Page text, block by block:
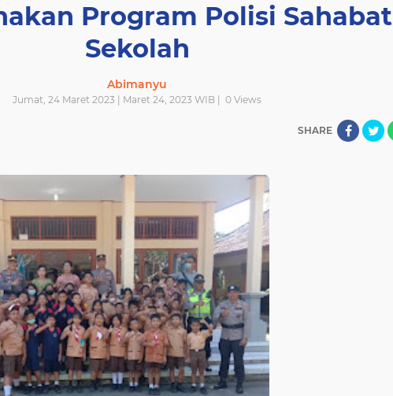
Program Polisi Sahabat
Sekolah
Abimanyu
Jumat, 24 Maret 2023 | Maret 24, 2023 WIB | 0 Views
SHARE